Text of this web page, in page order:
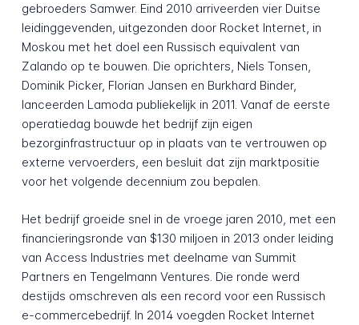
gebroeders Samwer. Eind 2010 arriveerden vier Duitse
leidinggevenden, uitgezonden door Rocket Internet, in
Moskou met het doel een Russisch equivalent van
Zalando op te bouwen. Die oprichters, Niels Tonsen,
Dominik Picker, Florian Jansen en Burkhard Binder,
lanceerden Lamoda publiekelijk in 2011. Vanaf de eerste
operatiedag bouwde het bedrijf zijn eigen
bezorginfrastructuur op in plaats van te vertrouwen op
externe vervoerders, een besluit dat zijn marktpositie
voor het volgende decennium zou bepalen.
Het bedrijf groeide snel in de vroege jaren 2010, met een
financieringsronde van $130 miljoen in 2013 onder leiding
van Access Industries met deelname van Summit
Partners en Tengelmann Ventures. Die ronde werd
destijds omschreven als een record voor een Russisch
e-commercebedrijf. In 2014 voegden Rocket Internet